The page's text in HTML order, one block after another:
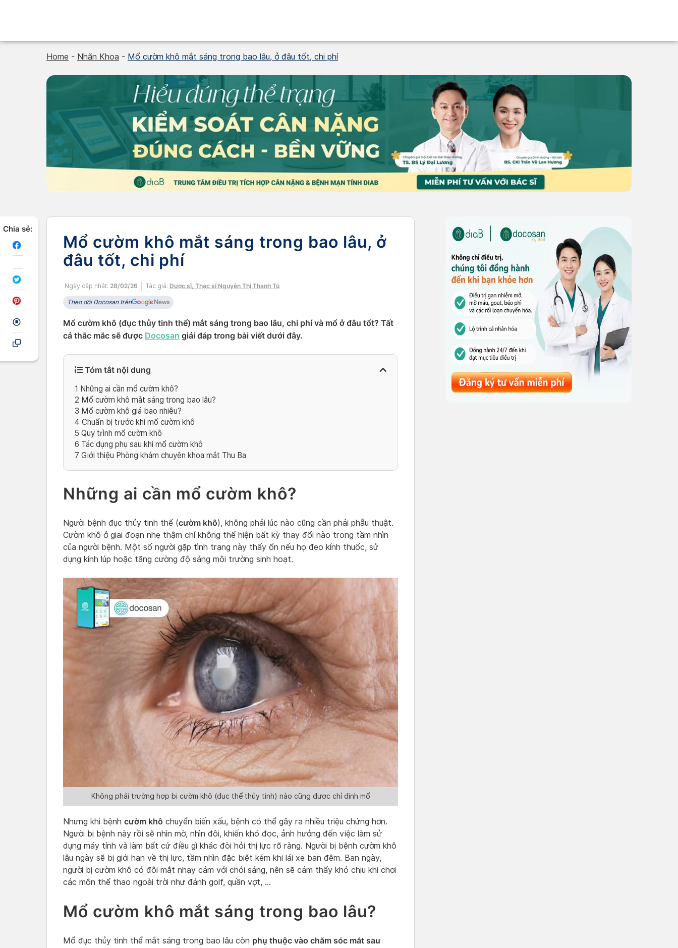
Home - Nhãn Khoa - Mổ cườm khô mắt sáng trong bao lâu, ở đâu tốt, chi phí
Chia sẻ:
Mổ cườm khô mắt sáng trong bao lâu, ở
đâu tốt, chi phí
Ngày cập nhật: 28/02/26 Tác giả: Dược sĩ, Thạc sĩ Nguyễn Thị Thanh Tú
Theo dõi Docosan trên
Mổ cườm khô (đục thủy tinh thể) mắt sáng trong bao lâu, chi phí và mổ ở đâu tốt? Tất
cả thắc mắc sẽ được Docosan giải đáp trong bài viết dưới đây.
Tóm tắt nội dung
1 Những ai cần mổ cườm khô?
2 Mổ cườm khô mắt sáng trong bao lâu?
3 Mổ cườm khô giá bao nhiêu?
4 Chuẩn bị trước khi mổ cườm khô
5 Quy trình mổ cườm khô
6 Tác dụng phụ sau khi mổ cườm khô
7 Giới thiệu Phòng khám chuyên khoa mắt Thu Ba
Những ai cần mổ cườm khô?
Người bệnh đục thủy tinh thể (cườm khô), không phải lúc nào cũng cần phải phẫu thuật.
Cườm khô ở giai đoạn nhẹ thậm chí không thể hiện bất kỳ thay đổi nào trong tầm nhìn
của người bệnh. Một số người gặp tình trạng này thấy ổn nếu họ đeo kính thuốc, sử
dụng kính lúp hoặc tăng cường độ sáng môi trường sinh hoạt.
Không phải trường hợp bị cườm khô (đục thể thủy tinh) nào cũng được chỉ định mổ
Nhưng khi bệnh cườm khô chuyển biến xấu, bệnh có thể gây ra nhiều triệu chứng hơn.
Người bị bệnh này rồi sẽ nhìn mờ, nhìn đôi, khiến khó đọc, ảnh hưởng đến việc làm sử
dụng máy tính và làm bất cứ điều gì khác đòi hỏi thị lực rõ ràng. Người bị bệnh cườm khô
lâu ngày sẽ bị giới hạn về thị lực, tầm nhìn đặc biệt kém khi lái xe ban đêm. Ban ngày,
người bị cườm khô có đôi mắt nhạy cảm với chói sáng, nên sẽ cảm thấy khó chịu khi chơi
các môn thể thao ngoài trời như đánh golf, quần vợt, …
Mổ cườm khô mắt sáng trong bao lâu?
Mổ đục thủy tinh thể mắt sáng trong bao lâu còn phụ thuộc vào chăm sóc mắt sau